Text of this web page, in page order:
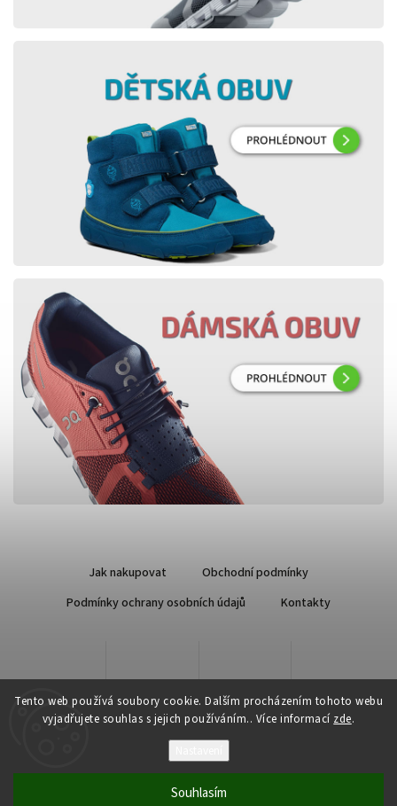
Tento web používá soubory cookie. Dalším procházením tohoto webu
vyjadřujete souhlas s jejich používáním.. Více informací zde.
Souhlasím
Jak nakupovat
Obchodní podmínky
Podmínky ochrany osobních údajů
Kontakty
Qsport.cz. Všechna práva vyhrazena.